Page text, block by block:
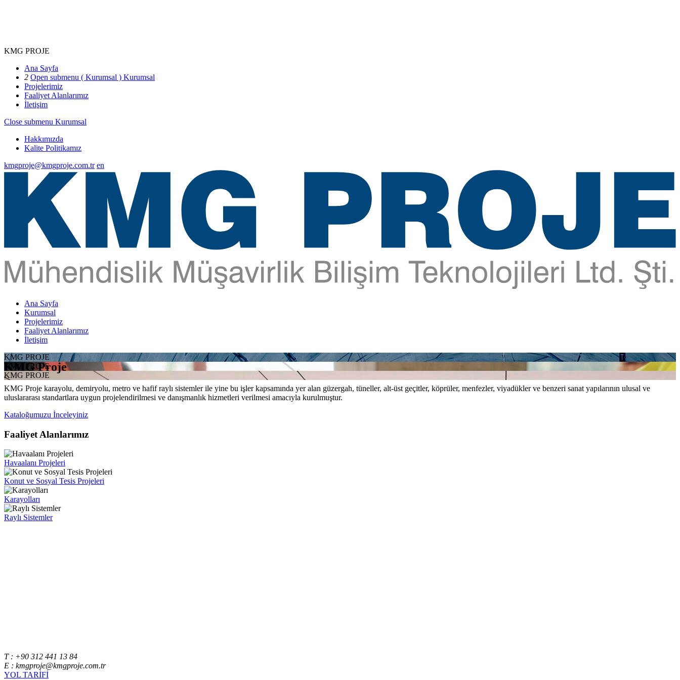
KMG PROJE
Ana Sayfa
2 Open submenu ( Kurumsal ) Kurumsal
Projelerimiz
Faaliyet Alanlarımız
İletişim
Close submenu Kurumsal
Hakkımızda
Kalite Politikamız
kmgproje@kmgproje.com.tr en
Ana Sayfa
Kurumsal
Projelerimiz
Faaliyet Alanlarımız
İletişim
KMG PROJE
KMG PROJE
KMG PROJE
KMG Proje
KMG Proje karayolu, demiryolu, metro ve hafif raylı sistemler ile yine bu işler kapsamında yer alan güzergah, tüneller, alt-üst geçitler, köprüler, menfezler, viyadükler ve benzeri sanat yapılarının ulusal ve
uluslararası standartlara uygun projelendirilmesi ve danışmanlık hizmetleri verilmesi amacıyla kurulmuştur.
Kataloğumuzu İnceleyiniz
Faaliyet Alanlarımız
Havaalanı Projeleri
Konut ve Sosyal Tesis Projeleri
Karayolları
Raylı Sistemler
T : +90 312 441 13 84
E : kmgproje@kmgproje.com.tr
YOL TARİFİ